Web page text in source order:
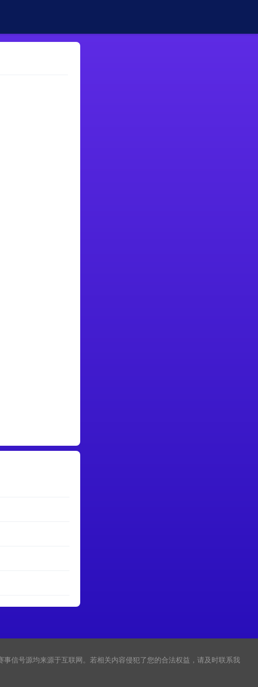
信号源均来源于互联网。若相关内容侵犯了您的合法权益，请及时联系我